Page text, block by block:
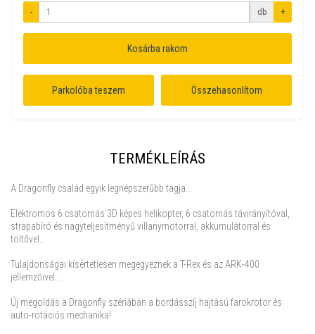
- db +
Kosárba rakom
Parkolóba teszem Összehasonlítom
TERMÉKLEÍRÁS
A Dragonfly család egyik legnépszerűbb tagja...
Elektromos 6 csatornás 3D képes helikopter, 6 csatornás távirányítóval,
strapabíró és nagyteljesítményű villanymotorral, akkumulátorral és
töltővel...
Tulajdonságai kísértetiesen megegyeznek a T-Rex és az ARK-400
jellemzőivel...
Új megoldás a Dragonfly szériában a bordásszíj hajtású farokrotor és
auto-rotációs mechanika!